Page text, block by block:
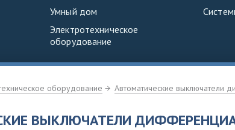
Умный дом
Электротехническое
оборудование
оборудование Автоматические выключатели
ВЫКЛЮЧАТЕЛИ